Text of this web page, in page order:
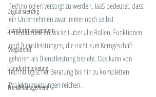
Digitalisierung
Standortmanagement
Megatrend
Standortmarketing
Trendmanagement
Technologien versorgt zu werden. IaaS bedeutet, dass
ein Unternehmen zwar immer noch selbst
Innovationen entwickelt aber alle Rollen, Funktionen
und Dienstleistungen, die nicht zum Kerngeschäft
gehören als Dienstleistung bezieht. Das kann von
technologischer Beratung bis hin zu kompletten
Projektumsetzungen reichen.